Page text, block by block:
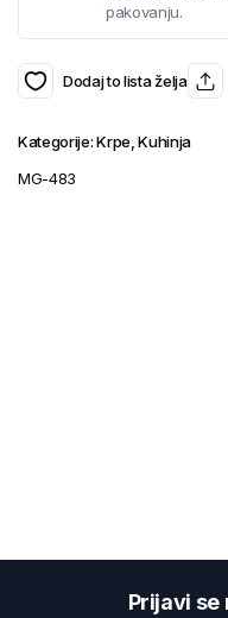
pakovanju.
Dodaj to lista želja
Kategorije:Krpe ,Kuhinja
MG-483
Prijavi se